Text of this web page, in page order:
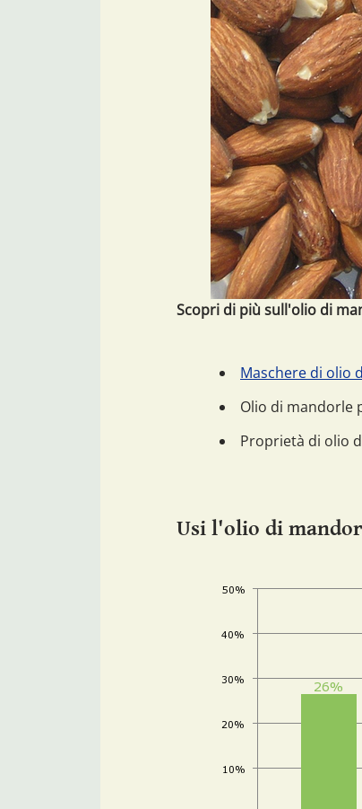
Scopri di più sull'olio di
Maschere di olio
Olio di mandorle
Proprietà di olio
Usi l'olio di